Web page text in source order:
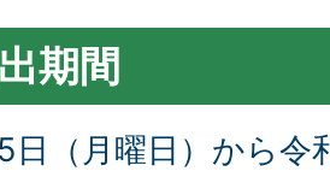
期間
日（月曜日）から令